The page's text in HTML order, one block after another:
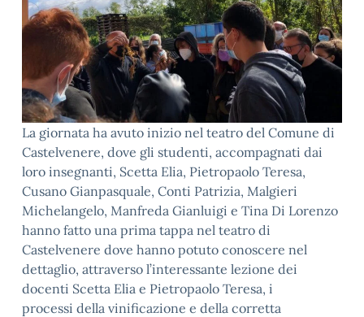
La giornata ha avuto inizio nel teatro del Comune di
Castelvenere, dove gli studenti, accompagnati dai
loro insegnanti, Scetta Elia, Pietropaolo Teresa,
Cusano Gianpasquale, Conti Patrizia, Malgieri
Michelangelo, Manfreda Gianluigi e Tina Di Lorenzo
hanno fatto una prima tappa nel teatro di
Castelvenere dove hanno potuto conoscere nel
dettaglio, attraverso l’interessante lezione dei
docenti Scetta Elia e Pietropaolo Teresa, i
processi della vinificazione e della corretta